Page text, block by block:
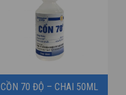
CỒN 70 ĐỘ – CHAI 50ML